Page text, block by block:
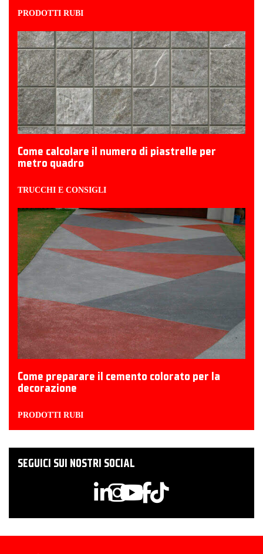
PRODOTTI RUBI
Come calcolare il numero di piastrelle per
metro quadro
TRUCCHI E CONSIGLI
Come preparare il cemento colorato per la
decorazione
PRODOTTI RUBI
SEGUICI SUI NOSTRI SOCIAL